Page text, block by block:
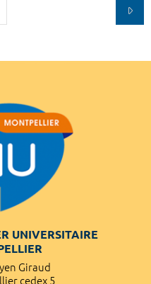
UNIVERSITAIRE
Giraud
cedex 5